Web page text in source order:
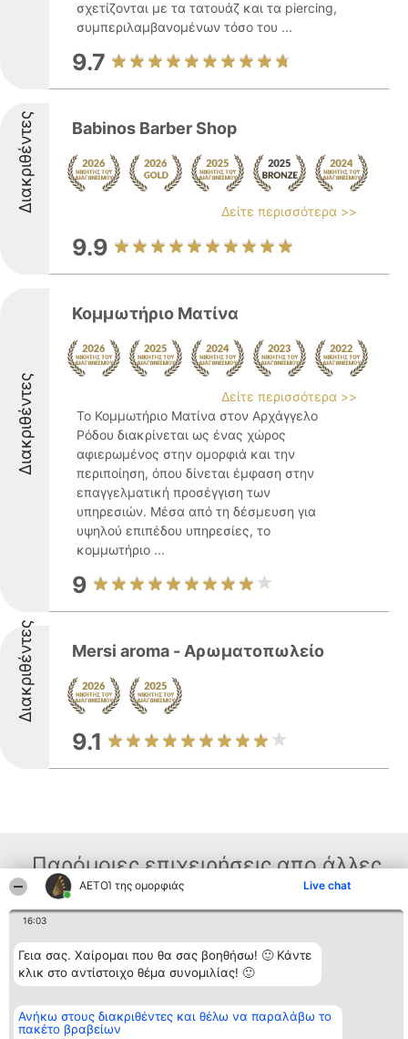
ΑΕΤΟΊ της ομορφιάς Live chat
16:03
Γεια σας. Χαίρομαι που θα σας βοηθήσω! 🙂 Κάντε
κλικ στο αντίστοιχο θέμα συνομιλίας! 🙂
Ανήκω στους διακριθέντες και θέλω να παραλάβω το
πακέτο βραβείων
σχετίζονται με τα τατουάζ και τα piercing,
συμπεριλαμβανομένων τόσο του ...
9.7
Διακριθέντες Babinos Barber Shop
Δείτε περισσότερα >>
9.9
Διακριθέντες
Κομμωτήριο Ματίνα
Δείτε περισσότερα >>
Το Κομμωτήριο Ματίνα στον Αρχάγγελο
Ρόδου διακρίνεται ως ένας χώρος
αφιερωμένος στην ομορφιά και την
περιποίηση, όπου δίνεται έμφαση στην
επαγγελματική προσέγγιση των
υπηρεσιών. Μέσα από τη δέσμευση για
υψηλού επιπέδου υπηρεσίες, το
κομμωτήριο ...
9
Διακριθέντες Mersi aroma - Αρωματοπωλείο
9.1
Παρόμοιες επιχειρήσεις απο άλλες
περιοχές
Διοργανωτής της
κατάταξης
BEAUTIFUL COMPANY
ΤΗΛ. ΕΠΙΚΟΙΝΩΝΙΑΣ:
2104128019
Κατάταξη
Διακριθέντες
Λίστα όλων
διακριθέντων
Μεθοδολογία
Επικοινωνία